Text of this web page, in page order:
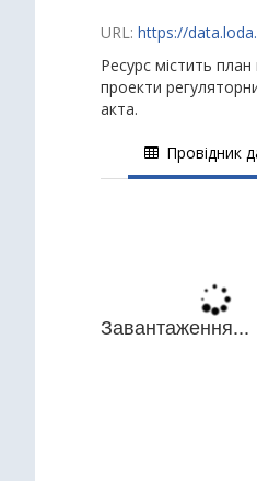
URL: https://
Ресурс містить
проекти
акта.
Провідник